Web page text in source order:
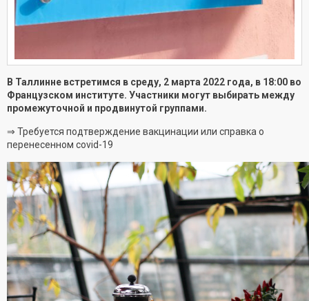
В Таллинне встретимся в среду, 2 марта 2022 года, в 18:00 во
Французском институте. Участники могут выбирать между
промежуточной и продвинутой группами.
⇒ Требуется подтверждение вакцинации или справка о
перенесенном covid-19